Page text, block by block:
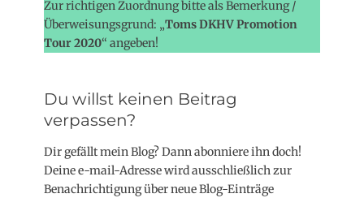
Zur richtigen Zuordnung bitte als Bemerkung /
Überweisungsgrund: „Toms DKHV Promotion
Tour 2020“ angeben!
Du willst keinen Beitrag
verpassen?
Dir gefällt mein Blog? Dann abonniere ihn doch!
Deine e-mail-Adresse wird ausschließlich zur
Benachrichtigung über neue Blog-Einträge